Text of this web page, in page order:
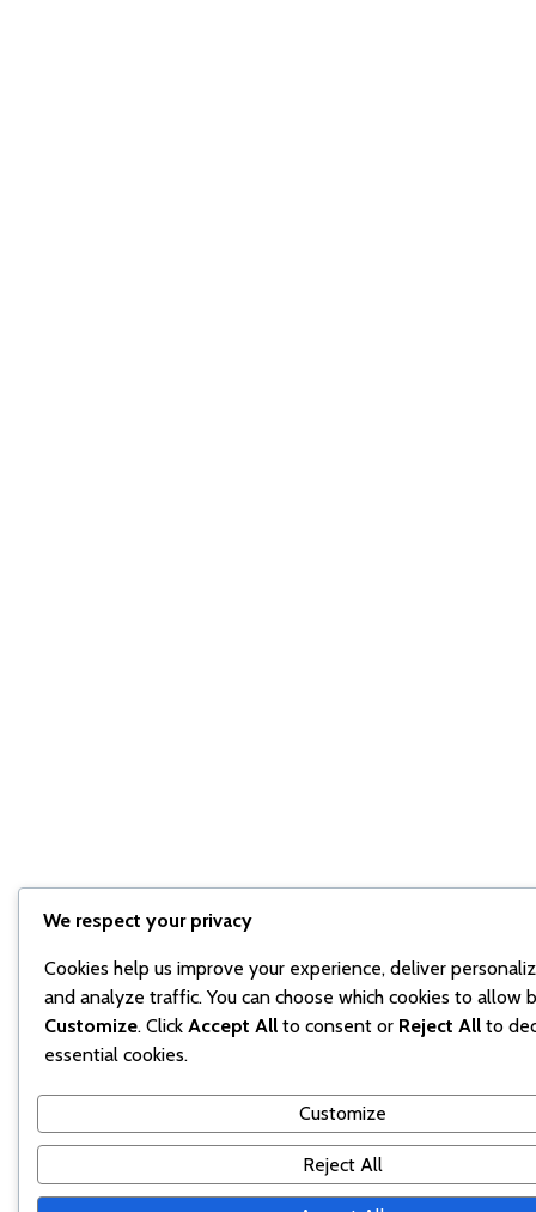
We respect your privacy
Cookies help us improve your experience, deliver
and analyze traffic. You can choose which cookies to allow
Customize. Click Accept All to consent or Reject All to
essential cookies.
Customize
Reject All